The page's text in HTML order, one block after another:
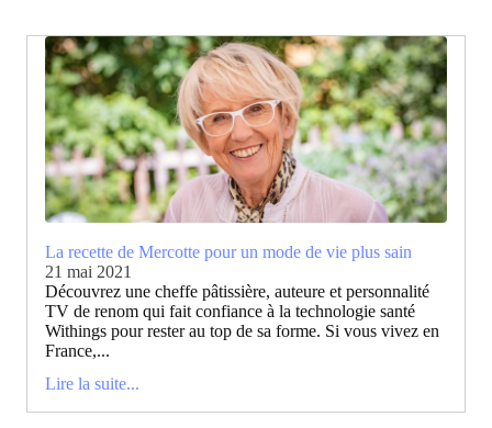
La recette de Mercotte pour un mode de vie plus sain
21 mai 2021
Découvrez une cheffe pâtissière, auteure et personnalité
TV de renom qui fait confiance à la technologie santé
Withings pour rester au top de sa forme. Si vous vivez en
France,...
Lire la suite...